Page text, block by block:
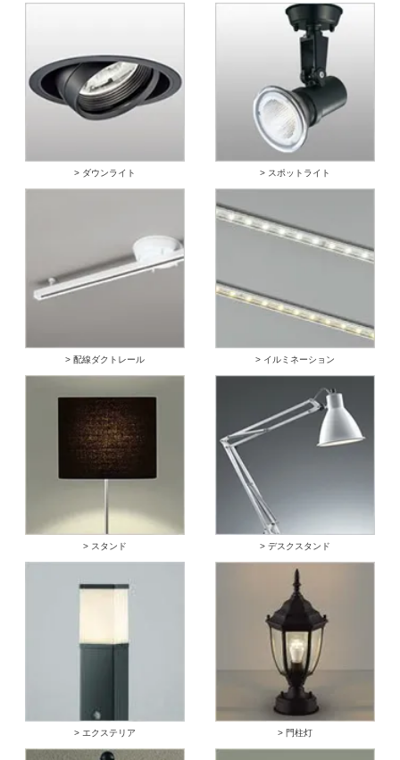
> ダウンライト > スポットライト
> 配線ダクトレール > イルミネーション
> スタンド > デスクスタンド
> エクステリア > 門柱灯